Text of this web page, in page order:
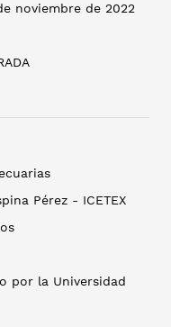
noviembre de 2022
Pérez - ICETEX
por la Universidad